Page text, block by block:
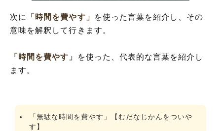
次に 「時間を費やす」
を使った言葉を紹介し、その
意味を解釈して行きます。
「時間を費やす」
を使った、代表的な言葉を紹介し
ます。
「無駄な時間を費やす」【むだなじかんをついや
す】